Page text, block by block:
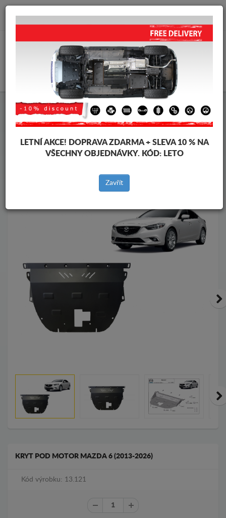
info@krytpodmotor.com
Kryt pod motor Mazda Kryt pod motor Mazda 6
vozidel
Značky vozidel
Zpět na produkty
KRYT POD MOTOR MAZDA 6 (2013-2026)
Kód výrobku: 13.121
LETNÍ AKCE! DOPRAVA ZDARMA + SLEVA 10 % NA
VŠECHNY OBJEDNÁVKY. KÓD: LETO
Zavřít